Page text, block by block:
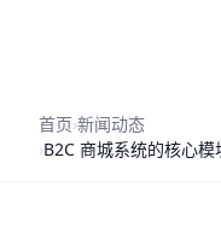
首页›新闻动态
›B2C 商城系统的核心模